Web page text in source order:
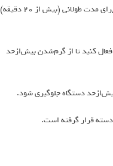
از استفاده‌ی بیش‌ازحد از سشوار در دمای بالا خودداری کنید. اگرچه سشوار برای تحمل دمای بالا ساخته شده است؛ اما اگر برای مدت طولانی (بیش از ۲۰ دقیقه)
را فعال کنید تا از گرم‌شدن بیش‌ازحد
دستگاه جلوگیری شود.
دسته قرار گرفته است.